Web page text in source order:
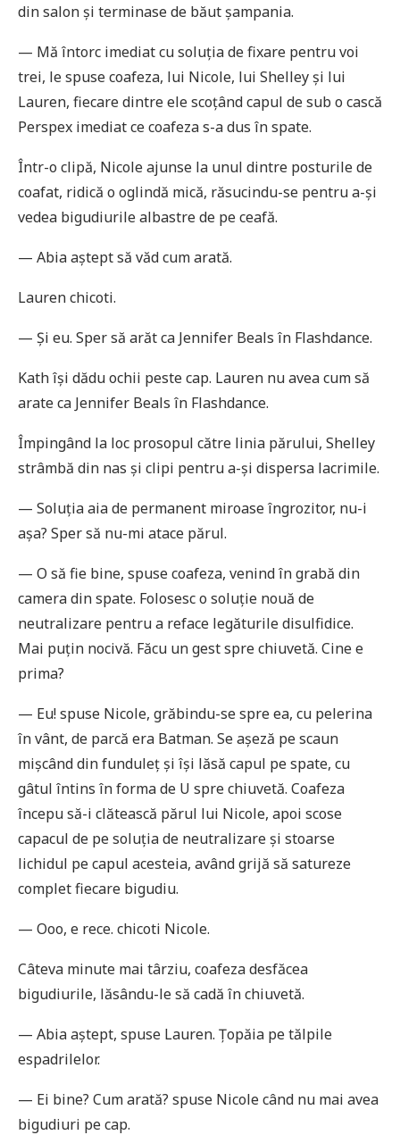
din salon și terminase de băut șampania.
— Mă întorc imediat cu soluția de fixare pentru voi
trei, le spuse coafeza, lui Nicole, lui Shelley și lui
Lauren, fiecare dintre ele scoțând capul de sub o cască
Perspex imediat ce coafeza s-a dus în spate.
Într-o clipă, Nicole ajunse la unul dintre posturile de
coafat, ridică o oglindă mică, răsucindu-se pentru a-și
vedea bigudiurile albastre de pe ceafă.
— Abia aștept să văd cum arată.
Lauren chicoti.
— Și eu. Sper să arăt ca Jennifer Beals în Flashdance.
Kath își dădu ochii peste cap. Lauren nu avea cum să
arate ca Jennifer Beals în Flashdance.
Împingând la loc prosopul către linia părului, Shelley
strâmbă din nas și clipi pentru a-și dispersa lacrimile.
— Soluția aia de permanent miroase îngrozitor, nu-i
așa? Sper să nu-mi atace părul.
— O să fie bine, spuse coafeza, venind în grabă din
camera din spate. Folosesc o soluție nouă de
neutralizare pentru a reface legăturile disulfidice.
Mai puțin nocivă. Făcu un gest spre chiuvetă. Cine e
prima?
— Eu! spuse Nicole, grăbindu-se spre ea, cu pelerina
în vânt, de parcă era Batman. Se așeză pe scaun
mișcând din funduleț și își lăsă capul pe spate, cu
gâtul întins în forma de U spre chiuvetă. Coafeza
începu să-i clătească părul lui Nicole, apoi scose
capacul de pe soluția de neutralizare și stoarse
lichidul pe capul acesteia, având grijă să satureze
complet fiecare bigudiu.
— Ooo, e rece. chicoti Nicole.
Câteva minute mai târziu, coafeza desfăcea
bigudiurile, lăsându-le să cadă în chiuvetă.
— Abia aștept, spuse Lauren. Țopăia pe tălpile
espadrilelor.
— Ei bine? Cum arată? spuse Nicole când nu mai avea
bigudiuri pe cap.